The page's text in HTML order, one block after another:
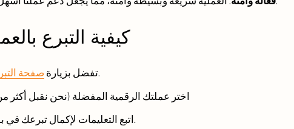
كيفية التبرع
تفضل بزيارة صفحة .
اختر عملتك الرقمية المفضلة (نحن نقبل أكثر من 100 عملة
اتبع التعليمات لإكمال تبرعك في بضع خطوات سريعة.